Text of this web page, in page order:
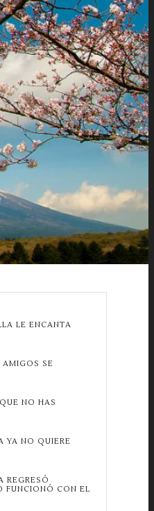
LE ENCANTA
AMIGOS SE
NO HAS
YA NO QUIERE
REGRESÓ
FUNCIONÓ CON EL